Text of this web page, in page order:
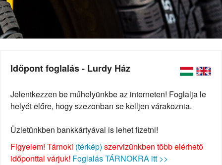
Időpont foglalás - Lurdy Ház
Jelentkezzen be műhelyünkbe az interneten! Foglalja le
helyét előre, hogy szezonban se kelljen várakoznia.
Üzletünkben bankkártyával is lehet fizetni!
Figyelem! Tárnoki (térkép) szervizünkben több elérhető
időponttal várjuk! Foglalás TÁRNOKRA itt >>